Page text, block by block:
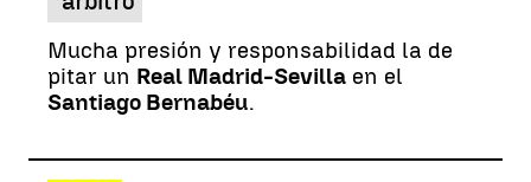
Mucha presión y responsabilidad la de
pitar un Real Madrid-Sevilla en el
Santiago Bernabéu.